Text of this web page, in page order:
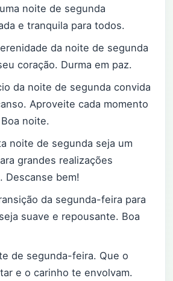
noite de segunda
e tranquila para todos.
da noite de segunda
coração. Durma em paz.
da noite de segunda convida
Aproveite cada momento
noite.
noite de segunda seja um
grandes realizações
Descanse bem!
da segunda-feira para
suave e repousante. Boa
de segunda-feira. Que o
e o carinho te envolvam.